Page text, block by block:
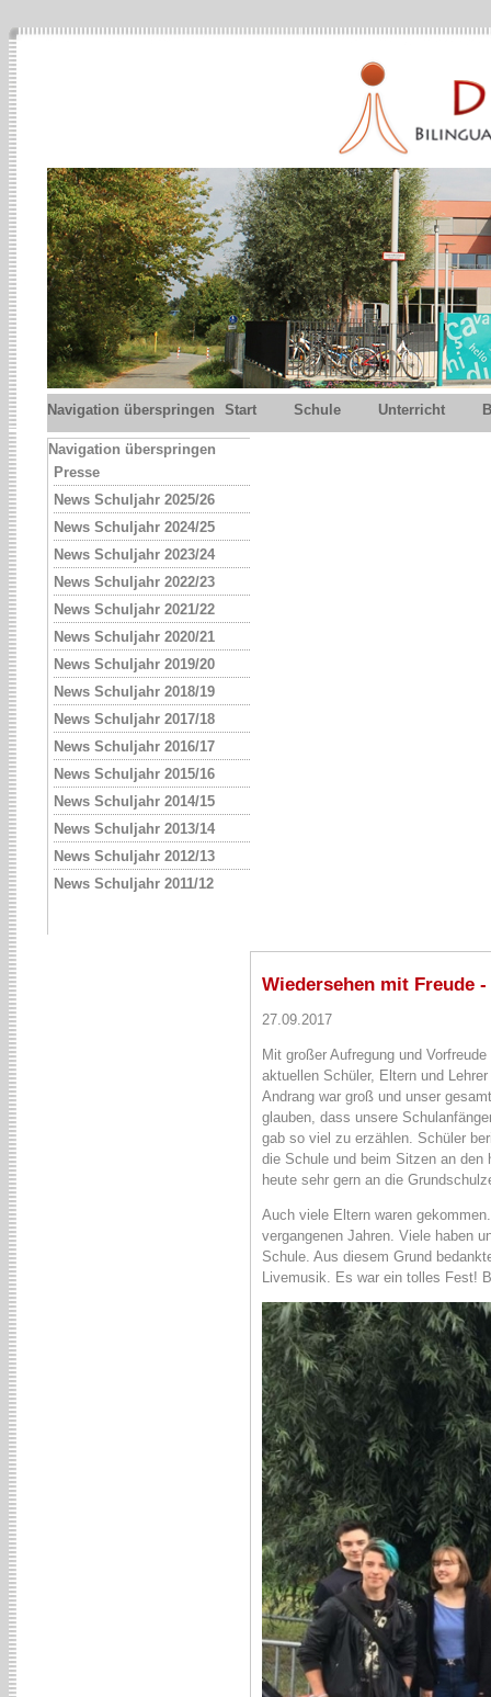
Navigation überspringen Start Schule Unterricht
Navigation überspringen
Presse
News Schuljahr 2025/26
News Schuljahr 2024/25
News Schuljahr 2023/24
News Schuljahr 2022/23
News Schuljahr 2021/22
News Schuljahr 2020/21
News Schuljahr 2019/20
News Schuljahr 2018/19
News Schuljahr 2017/18
News Schuljahr 2016/17
News Schuljahr 2015/16
News Schuljahr 2014/15
News Schuljahr 2013/14
News Schuljahr 2012/13
News Schuljahr 2011/12
Wiedersehen mit Freude
27.09.2017
Mit großer Aufregung und
aktuellen Schüler, Eltern und
Andrang war groß und unser
glauben, dass unsere
gab so viel zu erzählen. Schüler
die Schule und beim Sitzen an den
heute sehr gern an die
Auch viele Eltern waren
vergangenen Jahren. Viele haben
Schule. Aus diesem Grund
Livemusik. Es war ein tolles Fest!